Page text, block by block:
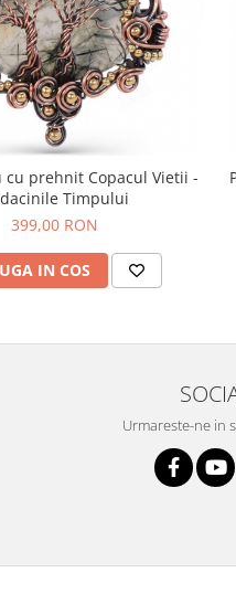
cu prehnit Copacul Vietii -
Timpului
399,00 RON
IN COS
Urmareste-ne in